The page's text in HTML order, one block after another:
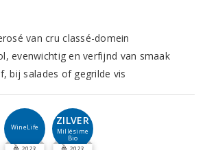
van cru classé-domein
evenwichtig en verfijnd van smaak
bij salades of gegrilde vis
WineLife
ZILVER
Millésime
Bio